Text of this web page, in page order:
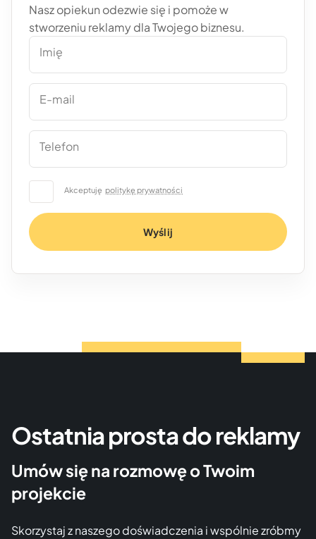
Nasz opiekun odezwie się i pomoże w
stworzeniu reklamy dla Twojego biznesu.
Imię
E-mail
Telefon
Akceptuję politykę prywatności
Wyślij
Ostatnia prosta do reklamy
Umów się na rozmowę o Twoim
projekcie
Skorzystaj z naszego doświadczenia i wspólnie zróbmy